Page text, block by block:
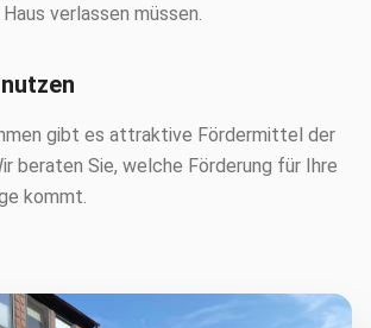
verlassen müssen.
gibt es attraktive Fördermittel der
beraten Sie, welche Förderung für Ihre
kommt.